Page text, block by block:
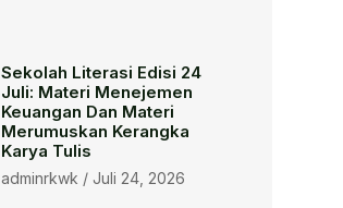
Sekolah Literasi Edisi 24
Juli: Materi Menejemen
Keuangan Dan Materi
Merumuskan Kerangka
Karya Tulis
adminrkwk Juli 24, 2026